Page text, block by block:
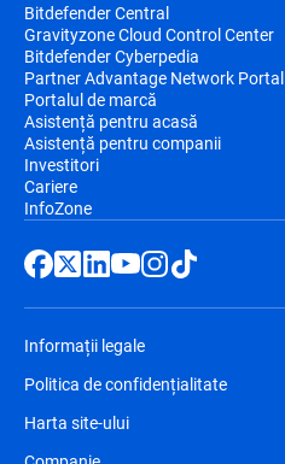
Bitdefender Central
Gravityzone Cloud Control Center
Bitdefender Cyberpedia
Partner Advantage Network Portal
Portalul de marcă
Asistență pentru acasă
Asistență pentru companii
Investitori
Cariere
InfoZone
Informații legale
Politica de confidențialitate
Harta site-ului